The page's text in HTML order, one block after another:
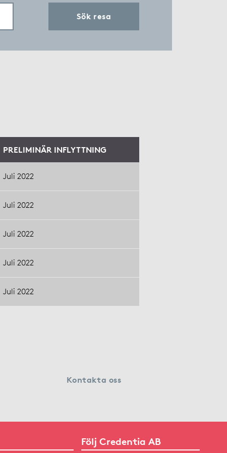
Sök resa
PRELIMINÄR INFLYTTNING
Juli 2022
Juli 2022
Juli 2022
Juli 2022
Juli 2022
Kontakta oss
Följ Credentia AB